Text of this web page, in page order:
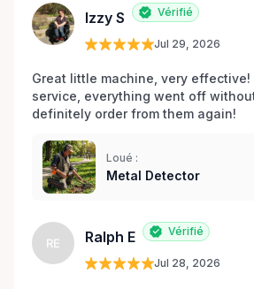
Izzy S Vérifié
Jul 29, 2026
Great little machine, very effective!
service, everything went off
definitely order from them again!
Loué :
Metal Detector
RE Ralph E Vérifié
Jul 28, 2026